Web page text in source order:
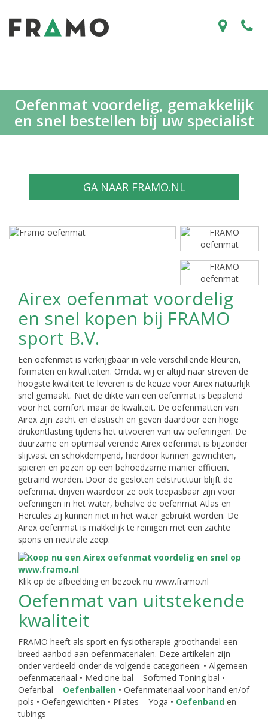
Oefenmat voordelig, gemakkelijk
en snel bestellen bij uw specialist
GA NAAR FRAMO.NL
Airex oefenmat voordelig
en snel kopen bij FRAMO
sport B.V.
Een oefenmat is verkrijgbaar in vele verschillende kleuren,
formaten en kwaliteiten. Omdat wij er altijd naar streven de
hoogste kwaliteit te leveren is de keuze voor Airex natuurlijk
snel gemaakt. Niet de dikte van een oefenmat is bepalend
voor het comfort maar de kwaliteit. De oefenmatten van
Airex zijn zacht en elastisch en geven daardoor een hoge
drukontlasting tijdens het uitvoeren van uw oefeningen. De
duurzame en optimaal verende Airex oefenmat is bijzonder
slijtvast en schokdempend, hierdoor kunnen gewrichten,
spieren en pezen op een behoedzame manier efficiënt
getraind worden. Door de gesloten celstructuur blijft de
oefenmat drijven waardoor ze ook toepasbaar zijn voor
oefeningen in het water, behalve de oefenmat Atlas en
Hercules zij kunnen niet in het water gebruikt worden. De
Airex oefenmat is makkelijk te reinigen met een zachte
spons en neutrale zeep.
Klik op de afbeelding en bezoek nu www.framo.nl
Oefenmat van uitstekende
kwaliteit
FRAMO heeft als sport en fysiotherapie groothandel een
breed aanbod aan oefenmaterialen. Deze artikelen zijn
onder verdeeld onder de volgende categorieën: • Algemeen
oefenmateriaal • Medicine bal – Softmed Toning bal •
Oefenbal – Oefenballen • Oefenmateriaal voor hand en/of
pols • Oefengewichten • Pilates – Yoga • Oefenband en
tubings